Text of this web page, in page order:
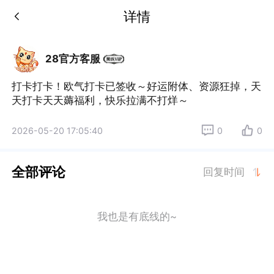
详情
28官方客服
打卡打卡！欧气打卡已签收～好运附体、资源狂掉，天
天打卡天天薅福利，快乐拉满不打烊～
2026-05-20 17:05:40 0 0
全部评论 回复时间
我也是有底线的~